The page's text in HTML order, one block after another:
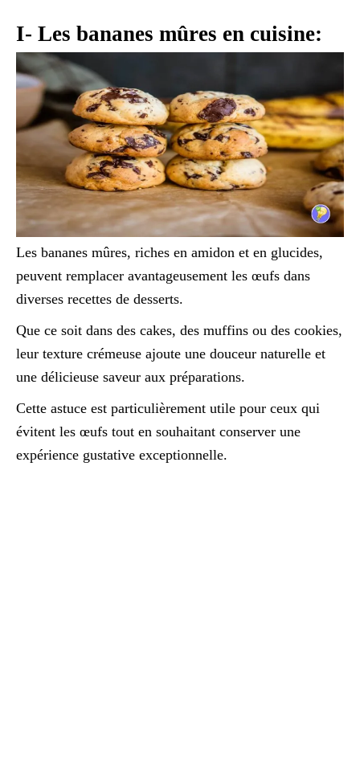
I- Les bananes mûres en cuisine:
Les bananes mûres, riches en amidon et en glucides,
peuvent remplacer avantageusement les œufs dans
diverses recettes de desserts.
Que ce soit dans des cakes, des muffins ou des cookies,
leur texture crémeuse ajoute une douceur naturelle et
une délicieuse saveur aux préparations.
Cette astuce est particulièrement utile pour ceux qui
évitent les œufs tout en souhaitant conserver une
expérience gustative exceptionnelle.